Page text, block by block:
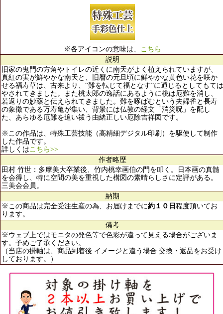
※各アイコンの意味は、 こちら
説明
旧家の鬼門の方角やトイレの近くに南天がよく植えられていますが、
真紅の実が鮮やかな南天と、旧暦の元旦頃に鮮やかな黄色い花を咲か
せる福寿草は、古来より、“難を転じて福となす”に通じるとしてもては
やされてきました。また桃太郎の逸話にあるように桃は厄難を消し、
若返りの妙薬と伝えられてきました。難を啄ばむという夫婦雀と長寿
の象徴である万寿亀が集い、背景には仏教の経文「消災呪」を配し
た、あらゆる厄難を追い祓う由緒正しい厄除吉祥図です。
※この作品は、特殊工芸技能（高精細デジタル印刷）を駆使して制作
した作品です。
詳しくはこちら>>
作者略歴
田村 竹世：多摩美大卒業後、竹内桃幸画伯の門を叩く。日本画の真髄
を会得し、特に空間の美を重視した構図の素晴らしさに定評がある。
三美会会員。
納期
※この商品は完全受注生産の為、お届けまでに約１０日 程度頂いてお
ります。
備考
※ウェブ上ではモニタの発色等で色彩が違って見える場合がございま
す。予めご了承ください。
（当店の掛軸は、商品到着後 イメージと違う場合 交換・返品をお受け
しております。）